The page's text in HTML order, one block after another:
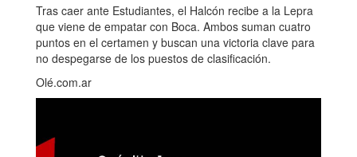
Tras caer ante Estudiantes, el Halcón recibe a la Lepra
que viene de empatar con Boca. Ambos suman cuatro
puntos en el certamen y buscan una victoria clave para
no despegarse de los puestos de clasificación.
Olé.com.ar